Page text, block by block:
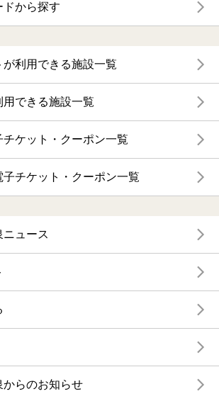
ドから探す
が利用できる施設一覧
用できる施設一覧
チケット・クーポン一覧
チケット・クーポン一覧
ニュース
からのお知らせ